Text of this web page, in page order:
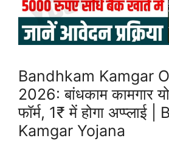
Bandhkam Kamgar
2026: बांधकाम कामगार
फॉर्म, 1₹ में होगा अप्प्लाई
Kamgar Yojana